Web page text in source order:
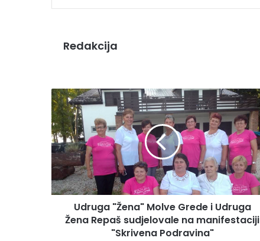
Redakcija
Udruga "Žena" Molve Grede i Udruga
Žena Repaš sudjelovale na manifestaciji
"Skrivena Podravina"